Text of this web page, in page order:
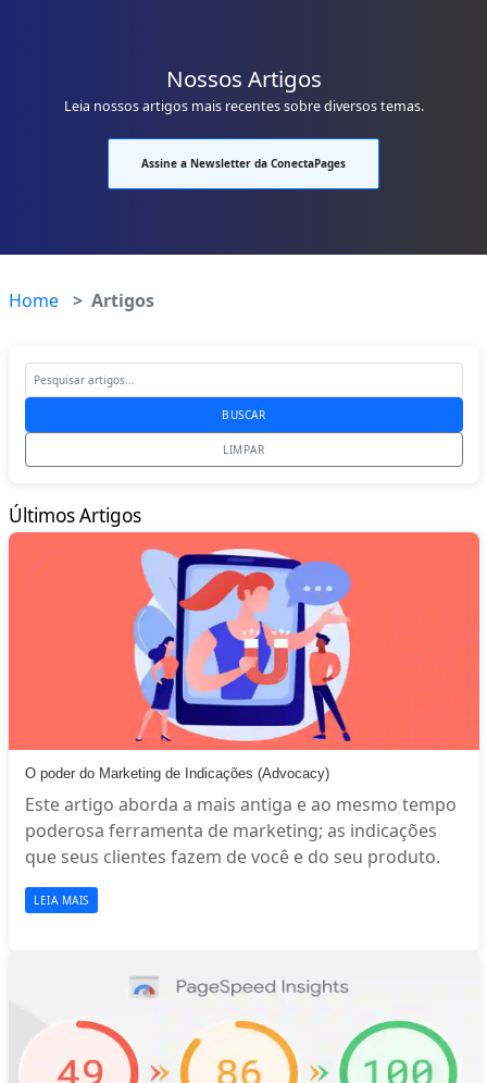
Nossos Artigos
Leia nossos artigos mais recentes sobre diversos temas.
Assine a Newsletter da ConectaPages
Home Artigos
BUSCAR
LIMPAR
Últimos Artigos
O poder do Marketing de Indicações (Advocacy)
Este artigo aborda a mais antiga e ao mesmo tempo
poderosa ferramenta de marketing; as indicações
que seus clientes fazem de você e do seu produto.
LEIA MAIS